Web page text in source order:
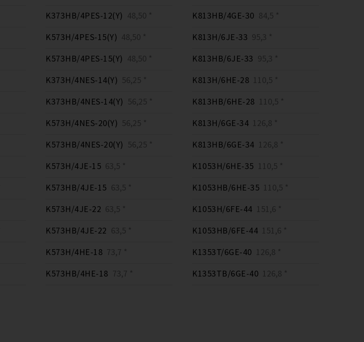
K373HB/4PES-12(Y) 48,50 *
K573H/4PES-15(Y) 48,50 *
K573HB/4PES-15(Y) 48,50 *
K373H/4NES-14(Y) 56,25 *
K373HB/4NES-14(Y) 56,25 *
K573H/4NES-20(Y) 56,25 *
K573HB/4NES-20(Y) 56,25 *
K573H/4JE-15 63,5 *
K573HB/4JE-15 63,5 *
K573H/4JE-22 63,5 *
K573HB/4JE-22 63,5 *
K573H/4HE-18 73,7 *
K573HB/4HE-18 73,7 *
K813HB/4GE-30 84,5 *
K813H/6JE-33 95,3 *
K813HB/6JE-33 95,3 *
K813H/6HE-28 110,5 *
K813HB/6HE-28 110,5 *
K813H/6GE-34 126,8 *
K813HB/6GE-34 126,8 *
K1053H/6HE-35 110,5 *
K1053HB/6HE-35 110,5 *
K1053H/6FE-44 151,6 *
K1053HB/6FE-44 151,6 *
K1353T/6GE-40 126,8 *
K1353TB/6GE-40 126,8 *